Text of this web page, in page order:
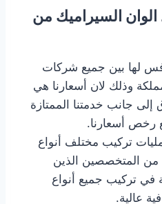
السيراميك من
لها بين جميع شركات
وذلك لان أسعارنا هي
جانب خدمتنا الممتازة
رخص أسعارنا.
تركيب مختلف أنواع
من المتخصصين الذين
في تركيب جميع أنواع
عالية.